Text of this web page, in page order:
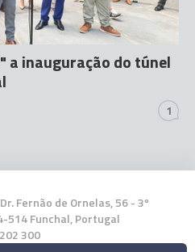
inauguração do túnel
1
Fernão de Ornelas, 56 - 3º
514 Funchal, Portugal
300